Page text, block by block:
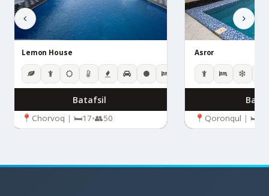
Lemon House
Batafsil
Chorvoq | 17• 50
Asror
Qoronqul |